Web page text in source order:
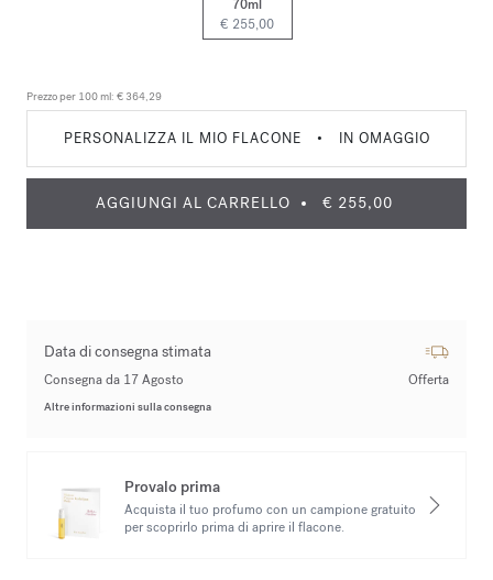
70ml
€ 255,00
Prezzo per 100 ml: € 364,29
PERSONALIZZA IL MIO FLACONE • IN OMAGGIO
AGGIUNGI AL CARRELLO € 255,00
Data di consegna stimata
Consegna da 17 Agosto Offerta
Altre informazioni sulla consegna
Provalo prima
Acquista il tuo profumo con un campione gratuito
per scoprirlo prima di aprire il flacone.